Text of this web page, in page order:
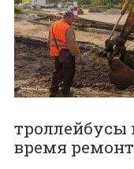
время